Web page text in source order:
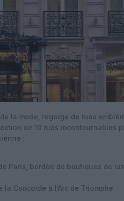
la mode, regorge de rues
de 10 rues incontournables
:
Paris, bordée de boutiques de
la Concorde à l’Arc de Triomphe.